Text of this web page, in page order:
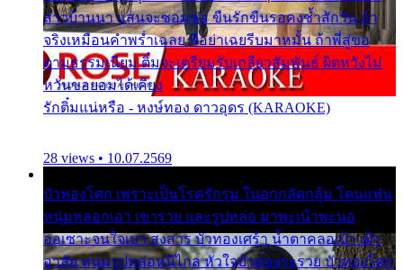
สาวบ้านนา แสนจะซอมซ่อ ขืนรักขืนรอคงช้ำสักวัน ถ้า
จริงเหมือนคำพร่ำเฉลย พี่อย่าเฉยรีบมาหมั้น ถ้าพี่สู่ขอ
ตามธรรมเนียม ติ๋มจะเตรียมรับเกลียวสัมพันธ์ ผิดหวังไม่
หวั่นขอยอมได้เคียง
รักติ๋มแน่หรือ - หงษ์ทอง ดาวอุดร (KARAOKE)
28 views • 10.07.2569
บัวทองโศก เพราะเป็นโรครักรุม ในอกกลัดกลุ้ม โดนแฟน
หนุ่มหลอกเอา เขารวย และรูปหล่อ มาพะเน้าพะนอ
ออเซาะจนใจเบา สงสาร บัวทองเศร้า น้ำตาคลอเบ้า เฝ้า
อาลัย หนุ่มรูปหล่อหนีไกล หัวใจบัวทองระรวย บัวทองโศก